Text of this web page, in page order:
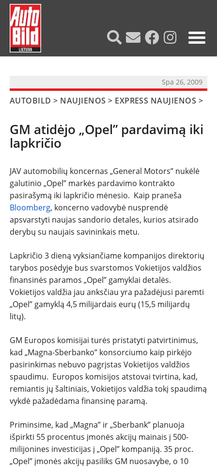
NAUJIENOS
TESTAI
NAUJI
NAUDOTI
REPORTAŽAI
SPORTAS
PATARIMAI
ĮVAIRENYBĖS
Spa 26, 2009
AUTOBILD > NAUJIENOS > EXPRESS NAUJIENOS >
GM atidėjo „Opel” pardavimą iki
lapkričio
JAV automobilių koncernas „General Motors” nukėlė
galutinio „Opel” markės pardavimo kontrakto
pasirašymą iki lapkričio mėnesio. Kaip praneša
Bloomberg, koncerno vadovybė nusprendė
apsvarstyti naujas sandorio detales, kurios atsirado
derybų su naujais savininkais metu.
Lapkričio 3 dieną vyksiančiame kompanijos direktorių
tarybos posėdyje bus svarstomos Vokietijos valdžios
finansinės paramos „Opel” gamyklai detalės.
Vokietijos valdžia jau anksčiau yra pažadėjusi paremti
„Opel” gamyklą 4,5 milijardais eurų (15,5 milijardų
litų).
GM Europos komisijai turės pristatyti patvirtinimus,
kad „Magna-Sberbanko” konsorciumo kaip pirkėjo
pasirinkimas nebuvo pagrįstas Vokietijos valdžios
spaudimu. Europos komisijos atstovai tvirtina, kad,
remiantis jų šaltiniais, Vokietijos valdžia tokį spaudimą
vykdė pažadėdama finansinę paramą.
Priminsime, kad „Magna” ir „Sberbank” planuoja
išpirkti 55 procentus įmonės akcijų mainais į 500-
milijonines investicijas į „Opel” kompaniją. 35 proc.
„Opel” įmonės akcijų pasiliks GM nuosavybe, o 10